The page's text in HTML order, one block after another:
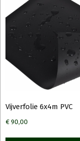
Vijverfolie 6x4m PVC
€ 90,00